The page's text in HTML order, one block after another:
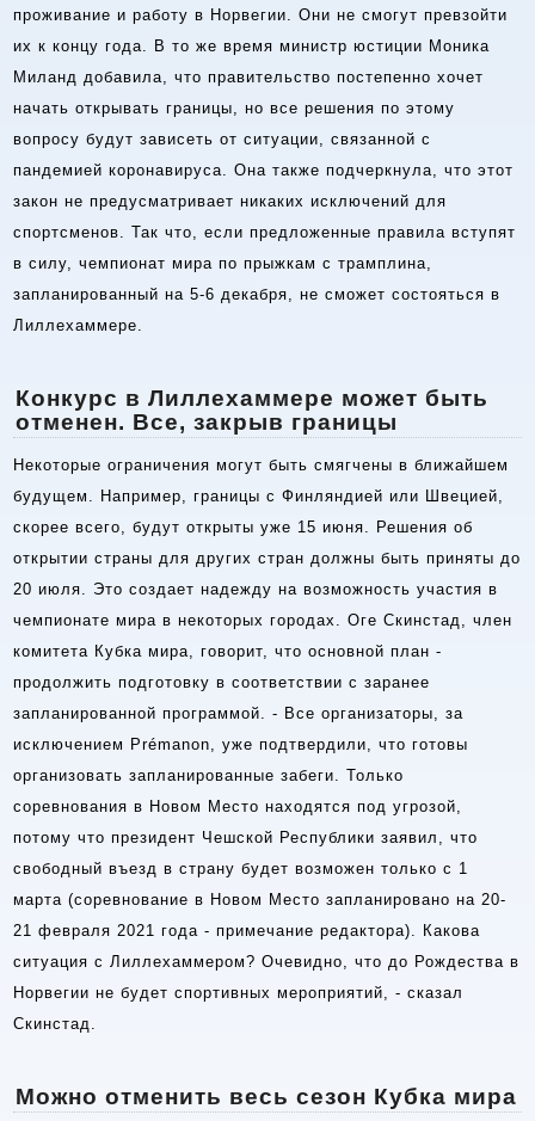
проживание и работу в Норвегии. Они не смогут превзойти
их к концу года. В то же время министр юстиции Моника
Миланд добавила, что правительство постепенно хочет
начать открывать границы, но все решения по этому
вопросу будут зависеть от ситуации, связанной с
пандемией коронавируса. Она также подчеркнула, что этот
закон не предусматривает никаких исключений для
спортсменов. Так что, если предложенные правила вступят
в силу, чемпионат мира по прыжкам с трамплина,
запланированный на 5-6 декабря, не сможет состояться в
Лиллехаммере.
Конкурс в Лиллехаммере может быть
отменен. Все, закрыв границы
Некоторые ограничения могут быть смягчены в ближайшем
будущем. Например, границы с Финляндией или Швецией,
скорее всего, будут открыты уже 15 июня. Решения об
открытии страны для других стран должны быть приняты до
20 июля. Это создает надежду на возможность участия в
чемпионате мира в некоторых городах. Оге Скинстад, член
комитета Кубка мира, говорит, что основной план -
продолжить подготовку в соответствии с заранее
запланированной программой. - Все организаторы, за
исключением Prémanon, уже подтвердили, что готовы
организовать запланированные забеги. Только
соревнования в Новом Место находятся под угрозой,
потому что президент Чешской Республики заявил, что
свободный въезд в страну будет возможен только с 1
марта (соревнование в Новом Место запланировано на 20-
21 февраля 2021 года - примечание редактора). Какова
ситуация с Лиллехаммером? Очевидно, что до Рождества в
Норвегии не будет спортивных мероприятий, - сказал
Скинстад.
Можно отменить весь сезон Кубка мира